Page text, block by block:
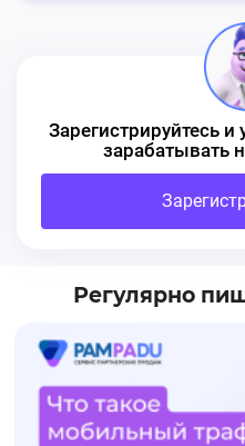
Зарегистрируйтесь и
зарабатывать
Регулярно